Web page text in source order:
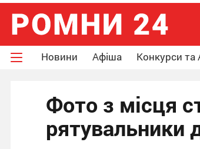
Новини Афіша Конкурси та
Фото з місця
рятувальники